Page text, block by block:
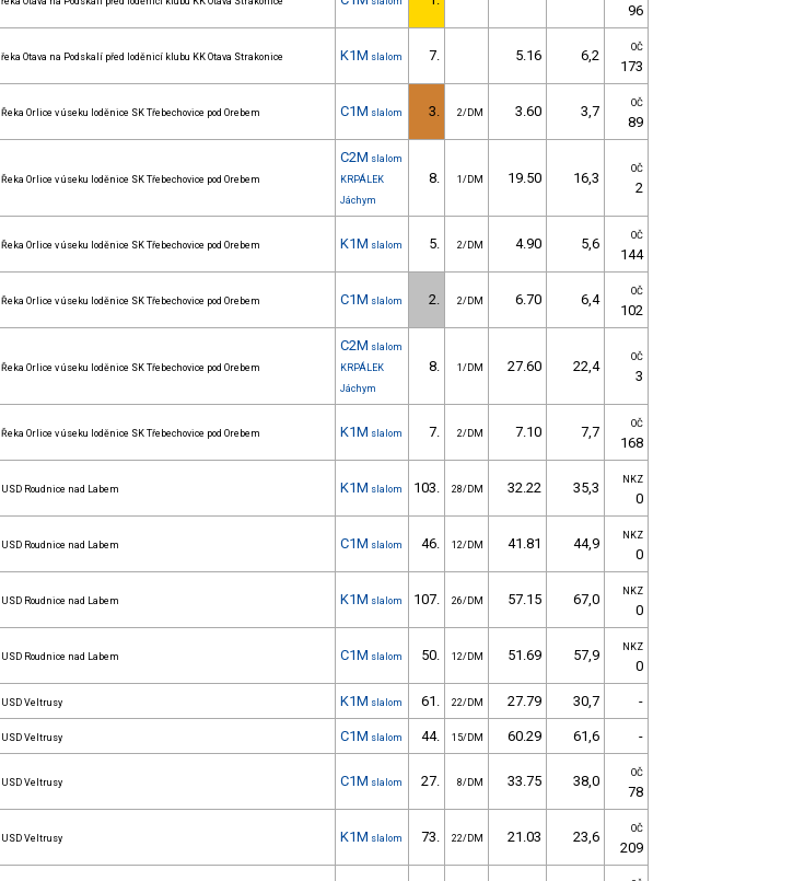
96
řeka Otava na Podskalí před loděnicí klubu KK Otava Strakonice K1M slalom 7. 5.16 6,2 OČ
173
Řeka Orlice v úseku loděnice SK Třebechovice pod Orebem C1M slalom 3. 2/DM 3.60 3,7 OČ
89
Řeka Orlice v úseku loděnice SK Třebechovice pod Orebem
C2M slalom
KRPÁLEK
Jáchym
8. 1/DM 19.50 16,3
OČ
2
Řeka Orlice v úseku loděnice SK Třebechovice pod Orebem K1M slalom 5. 2/DM 4.90 5,6 OČ
144
Řeka Orlice v úseku loděnice SK Třebechovice pod Orebem C1M slalom 2. 2/DM 6.70 6,4 OČ
102
Řeka Orlice v úseku loděnice SK Třebechovice pod Orebem
C2M slalom
KRPÁLEK
Jáchym
8. 1/DM 27.60 22,4
OČ
3
Řeka Orlice v úseku loděnice SK Třebechovice pod Orebem K1M slalom 7. 2/DM 7.10 7,7 OČ
168
USD Roudnice nad Labem K1M slalom 103. 28/DM 32.22 35,3 NKZ
0
USD Roudnice nad Labem C1M slalom 46. 12/DM 41.81 44,9 NKZ
0
USD Roudnice nad Labem K1M slalom 107. 26/DM 57.15 67,0 NKZ
0
USD Roudnice nad Labem C1M slalom 50. 12/DM 51.69 57,9 NKZ
0
USD Veltrusy K1M slalom 61. 22/DM 27.79 30,7 -
USD Veltrusy C1M slalom 44. 15/DM 60.29 61,6 -
USD Veltrusy C1M slalom 27. 8/DM 33.75 38,0 OČ
78
USD Veltrusy K1M slalom 73. 22/DM 21.03 23,6 OČ
209